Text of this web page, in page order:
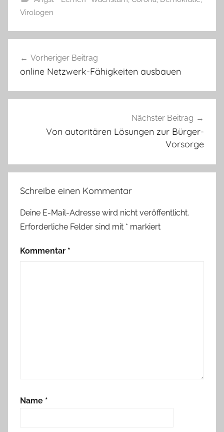
Virologen
Vorheriger Beitrag
online Netzwerk-Fähigkeiten ausbauen
Nächster Beitrag
Von autoritären Lösungen zur Bürger-
Vorsorge
Schreibe einen Kommentar
Deine E-Mail-Adresse wird nicht veröffentlicht.
Erforderliche Felder sind mit * markiert
Kommentar *
Name *